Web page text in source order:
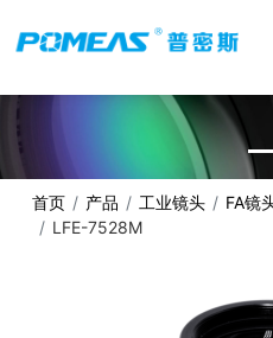
首页 产品 工业镜头 FA镜
LFE-7528M